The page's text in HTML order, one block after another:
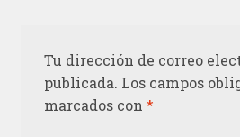
Tu dirección de correo
publicada. Los campos
marcados con *